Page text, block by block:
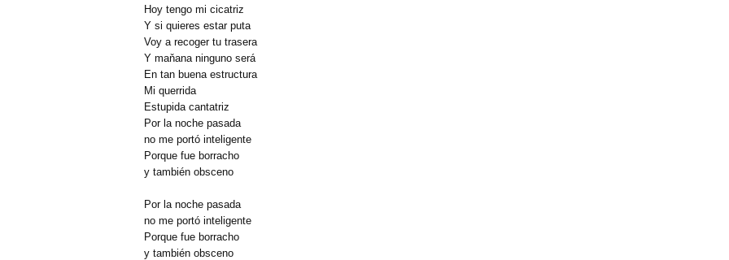
Hoy tengo mi cicatriz
Y si quieres estar puta
Voy a recoger tu trasera
Y maňana ninguno será
En tan buena estructura
Mi querrida
Estupida cantatriz
Por la noche pasada
no me portó inteligente
Porque fue borracho
y también obsceno
Por la noche pasada
no me portó inteligente
Porque fue borracho
y también obsceno